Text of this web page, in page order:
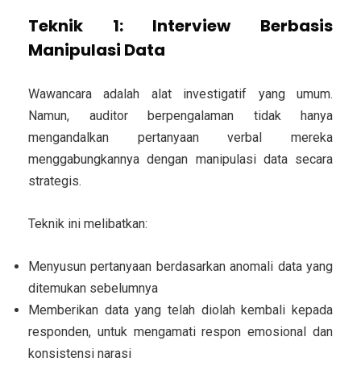
Teknik 1: Interview Berbasis
Manipulasi Data
Wawancara adalah alat investigatif yang umum.
Namun, auditor berpengalaman tidak hanya
mengandalkan pertanyaan verbal mereka
menggabungkannya dengan manipulasi data secara
strategis.
Teknik ini melibatkan:
Menyusun pertanyaan berdasarkan anomali data yang
ditemukan sebelumnya
Memberikan data yang telah diolah kembali kepada
responden, untuk mengamati respon emosional dan
konsistensi narasi